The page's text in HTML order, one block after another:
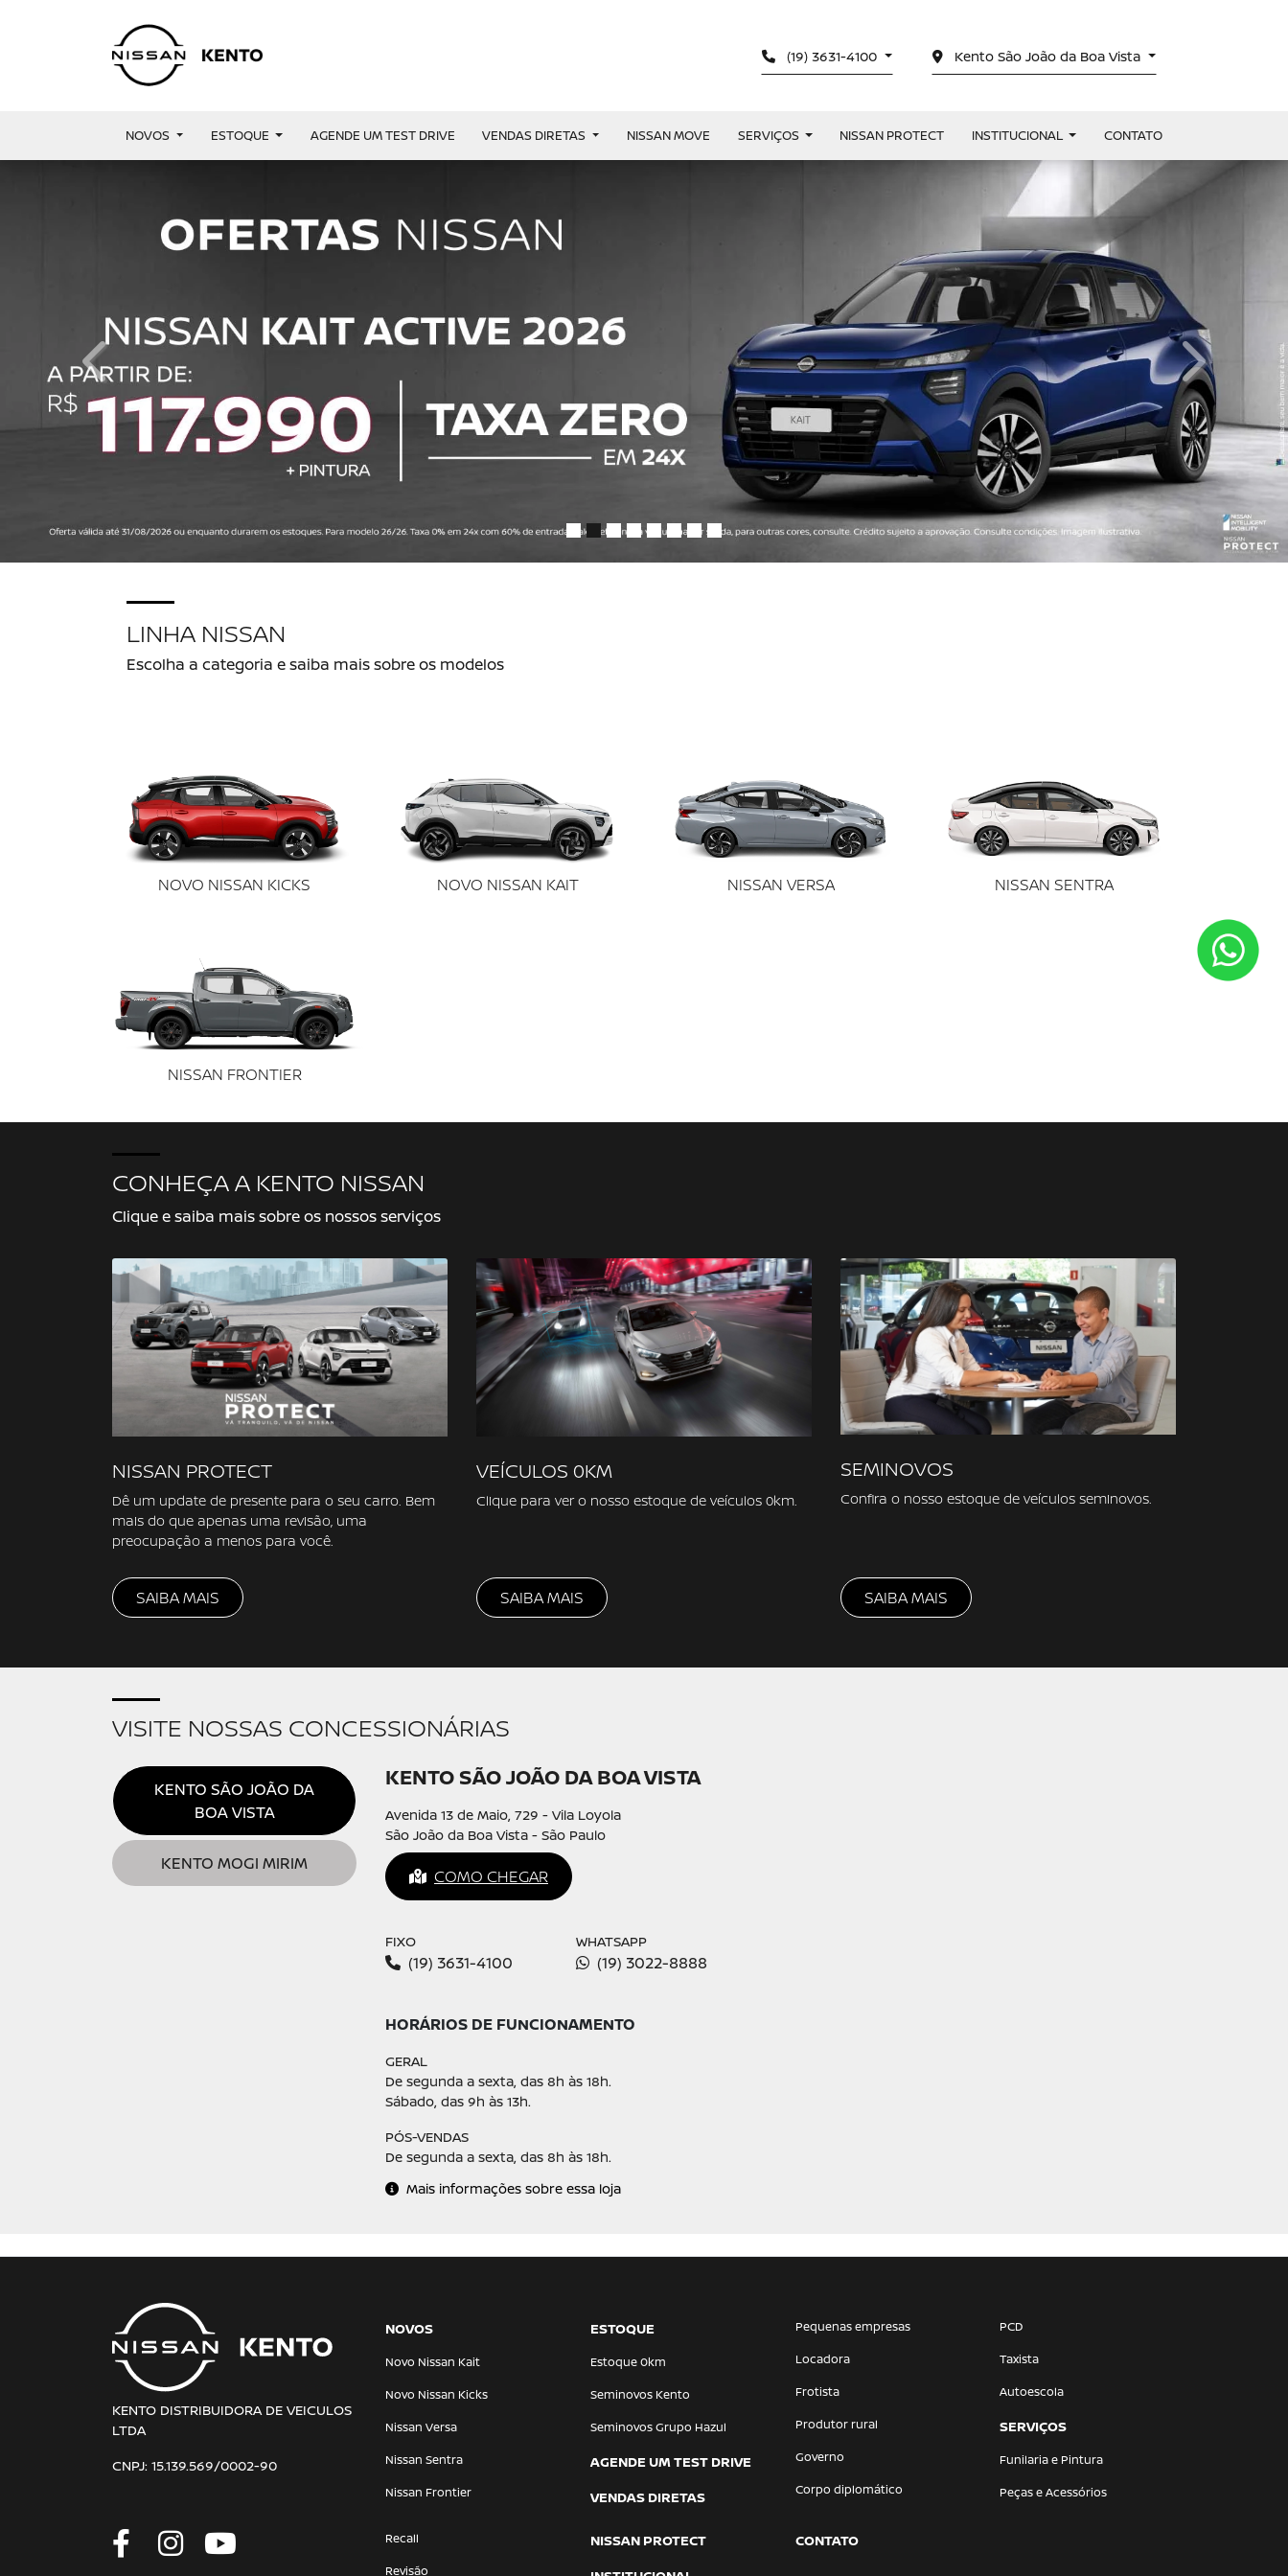
(19) 3631-4100 Kento São João da Boa Vista
NOVOS ESTOQUE AGENDE UM TEST DRIVE VENDAS DIRETAS NISSAN MOVE SERVIÇOS NISSAN PROTECT INSTITUCIONAL CONTATO
templates.template-01.components.carousel.texts.control_prev
LINHA NISSAN
Escolha a categoria e saiba mais sobre os modelos
NOVO NISSAN KICKS NOVO NISSAN KAIT NISSAN VERSA NISSAN SENTRA
NISSAN FRONTIER
CONHEÇA A KENTO NISSAN
Clique e saiba mais sobre os nossos serviços
NISSAN PROTECT
Dê um update de presente para o seu carro. Bem
mais do que apenas uma revisão, uma
preocupação a menos para você.
SAIBA MAIS
VEÍCULOS 0KM
Clique para ver o nosso estoque de veículos 0km.
SAIBA MAIS
SEMINOVOS
Confira o nosso estoque de veículos seminovos.
SAIBA MAIS
VISITE NOSSAS CONCESSIONÁRIAS
KENTO SÃO JOÃO DA
BOA VISTA
KENTO MOGI MIRIM
KENTO SÃO JOÃO DA BOA VISTA
Avenida 13 de Maio, 729 - Vila Loyola
São João da Boa Vista - São Paulo
COMO CHEGAR
FIXO
(19) 3631-4100
WHATSAPP
(19) 3022-8888
HORÁRIOS DE FUNCIONAMENTO
GERAL
De segunda a sexta, das 8h às 18h.
Sábado, das 9h às 13h.
PÓS-VENDAS
De segunda a sexta, das 8h às 18h.
Mais informações sobre essa loja
KENTO DISTRIBUIDORA DE VEICULOS
LTDA
CNPJ: 15.139.569/0002-90
NOVOS
Novo Nissan Kait
Novo Nissan Kicks
Nissan Versa
Nissan Sentra
Nissan Frontier
ESTOQUE
Estoque 0km
Seminovos Kento
Seminovos Grupo Hazul
AGENDE UM TEST DRIVE
VENDAS DIRETAS
Pequenas empresas
Locadora
Frotista
Produtor rural
Governo
Corpo diplomático
PCD
Taxista
Autoescola
SERVIÇOS
Funilaria e Pintura
Peças e Acessórios
Recall
Revisão
NISSAN PROTECT
CONTATO